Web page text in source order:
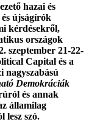
hazai és
újságírók
kérdésekről,
országok
szeptember 21-22-
Capital és a
nagyszabású
Demokráciák
és annak
államilag
lesz szó.